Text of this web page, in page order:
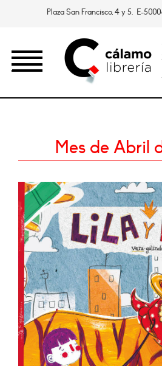
Plaza San Francisco, 4 y 5. E-
Mes de Abril